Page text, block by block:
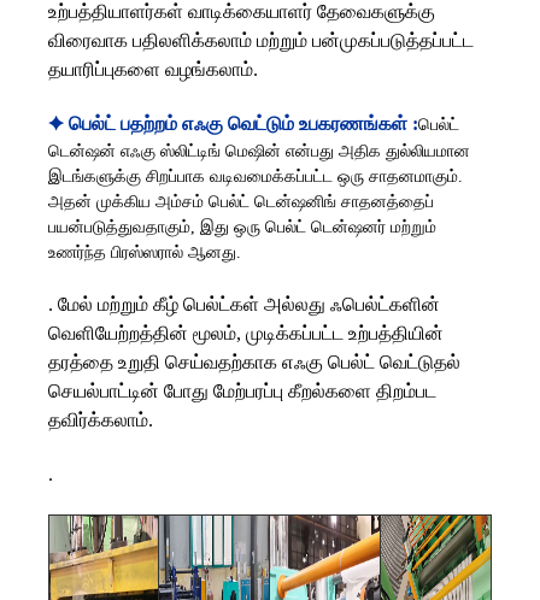
உற்பத்தியாளர்கள் வாடிக்கையாளர் தேவைகளுக்கு
விரைவாக பதிலளிக்கலாம் மற்றும் பன்முகப்படுத்தப்பட்ட
தயாரிப்புகளை வழங்கலாம்.
✦ பெல்ட் பதற்றம் எஃகு வெட்டும் உபகரணங்கள் :பெல்ட்
டென்ஷன் எஃகு ஸ்லிட்டிங் மெஷின் என்பது அதிக துல்லியமான
இடங்களுக்கு சிறப்பாக வடிவமைக்கப்பட்ட ஒரு சாதனமாகும்.
அதன் முக்கிய அம்சம் பெல்ட் டென்ஷனிங் சாதனத்தைப்
பயன்படுத்துவதாகும், இது ஒரு பெல்ட் டென்ஷனர் மற்றும்
உணர்ந்த பிரஸ்ஸரால் ஆனது.
. மேல் மற்றும் கீழ் பெல்ட்கள் அல்லது ஃபெல்ட்களின்
வெளியேற்றத்தின் மூலம், முடிக்கப்பட்ட உற்பத்தியின்
தரத்தை உறுதி செய்வதற்காக எஃகு பெல்ட் வெட்டுதல்
செயல்பாட்டின் போது மேற்பரப்பு கீறல்களை திறம்பட
தவிர்க்கலாம்.
.